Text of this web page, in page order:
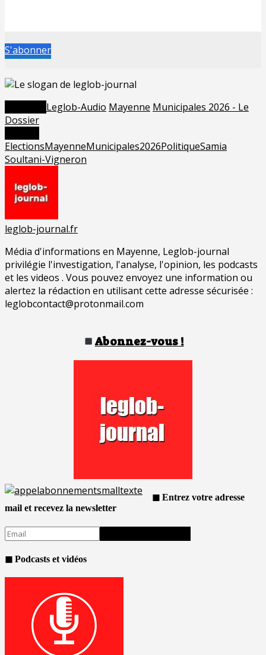
S'abonner
Leglob-Audio Mayenne Municipales 2026 - Le
Dossier
ElectionsMayenneMunicipales2026PolitiqueSamia
Soultani-Vigneron
leglob-journal.fr
Média d'informations en Mayenne, Leglob-journal
privilégie l'investigation, l'analyse, l'opinion, les podcasts
et les videos . Vous pouvez envoyez une information ou
alertez la rédaction en utilisant cette adresse sécurisée :
leglobcontact@protonmail.com
Abonnez-vous !
◼ Entrez votre adresse
mail et recevez la newsletter
◼ Podcasts et vidéos